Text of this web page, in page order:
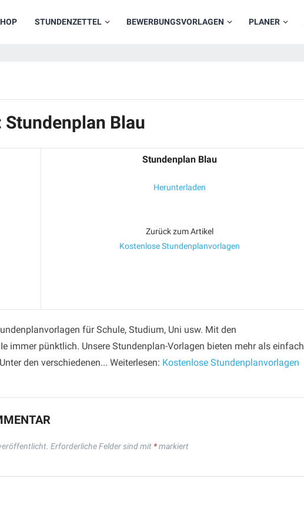
STUNDENZETTEL BEWERBUNGSVORLAGEN PLANER
Blau
Stundenplan Blau
Herunterladen
Zurück zum Artikel
Kostenlose Stundenplanvorlagen
für Schule, Studium, Uni usw. Mit den
immer pünktlich. Unsere Stundenplan-Vorlagen bieten mehr als einfach
den verschiedenen... Weiterlesen: Kostenlose Stundenplanvorlagen
Erforderliche Felder sind mit *markiert